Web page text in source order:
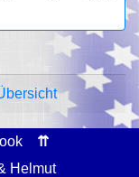
⇈
Helmut